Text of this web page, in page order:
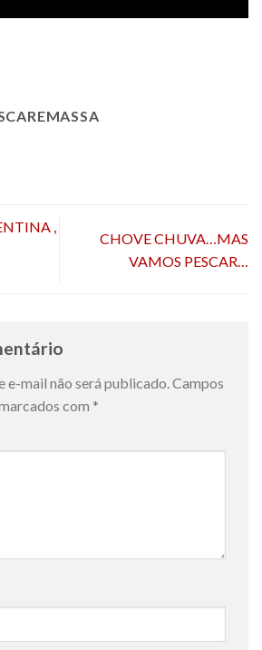
,
CHOVE CHUVA…MAS
VAMOS PESCAR…
e-mail não será publicado.Campos
com *